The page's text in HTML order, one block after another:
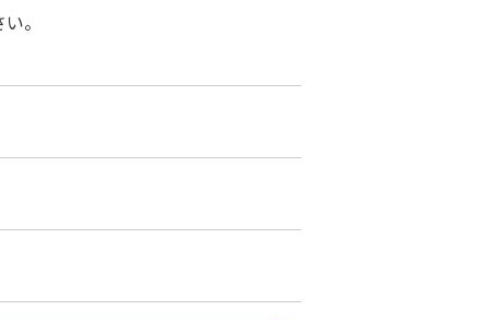
。